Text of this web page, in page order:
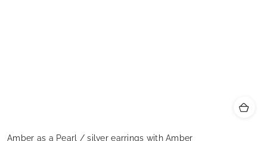
Amber as a Pearl / silver earrings with Amber